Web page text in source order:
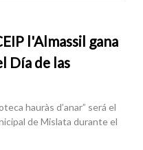
l'Almassil gana
Día de las
hauràs d’anar” será el
de Mislata durante el